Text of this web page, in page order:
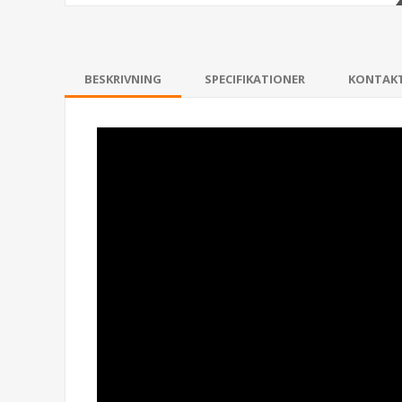
BESKRIVNING SPECIFIKATIONER